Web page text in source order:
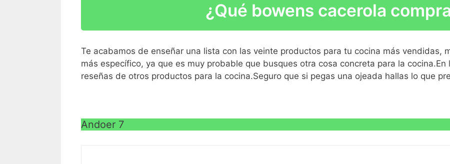
Hecho de material de aluminio de alta calidad, sólido y durable.
Bowens mount estándar.
¿Qué bowens cacerola
Te acabamos de enseñar una lista con las veinte productos para tu cocina más vendidas,
más específico, ya que es muy probable que busques otra cosa concreta para la
reseñas de otros productos para la cocina.Seguro que si pegas una ojeada hallas lo que
Andoer 7